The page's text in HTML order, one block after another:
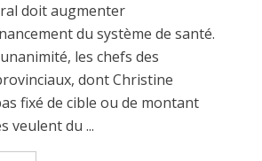
doit augmenter
du système de santé.
les chefs des
dont Christine
fixé de cible ou de montant
veulent du ...